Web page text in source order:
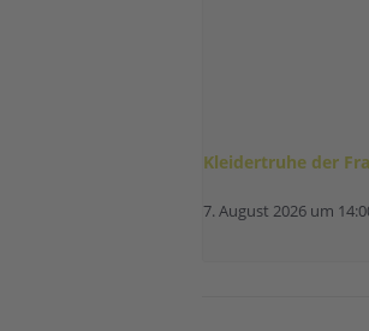
Kleidertruhe der
7. August 2026 um